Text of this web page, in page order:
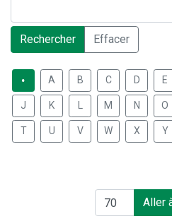
Rechercher Effacer
. A B C D E
J K M N O
T U V W X Y
Aller